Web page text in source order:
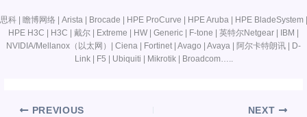
思科 | 瞻博网络 | Arista | Brocade | HPE ProCurve | HPE Aruba | HPE BladeSystem |
HPE H3C | H3C | 戴尔 | Extreme | HW | Generic | F-tone | 英特尔Netgear | IBM |
NVIDIA/Mellanox（以太网）| Ciena | Fortinet | Avago | Avaya | 阿尔卡特朗讯 | D-
Link | F5 | Ubiquiti | Mikrotik | Broadcom…..
PREVIOUS NEXT